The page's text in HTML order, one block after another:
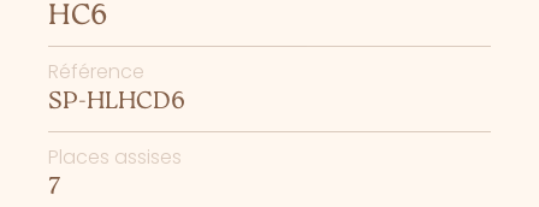
HC6
Référence
SP-HLHCD6
Places assises
7